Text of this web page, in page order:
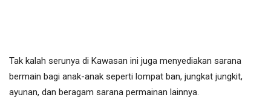
Tak kalah serunya di Kawasan ini juga menyediakan sarana
bermain bagi anak-anak seperti lompat ban, jungkat jungkit,
ayunan, dan beragam sarana permainan lainnya.